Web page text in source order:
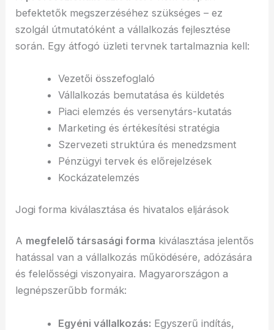
befektetők megszerzéséhez szükséges – ez
szolgál útmutatóként a vállalkozás fejlesztése
során. Egy átfogó üzleti tervnek tartalmaznia kell:
Vezetői összefoglaló
Vállalkozás bemutatása és küldetés
Piaci elemzés és versenytárs-kutatás
Marketing és értékesítési stratégia
Szervezeti struktúra és menedzsment
Pénzügyi tervek és előrejelzések
Kockázatelemzés
Jogi forma kiválasztása és hivatalos eljárások
A megfelelő társasági forma kiválasztása jelentős
hatással van a vállalkozás működésére, adózására
és felelősségi viszonyaira. Magyarországon a
legnépszerűbb formák:
Egyéni vállalkozás: Egyszerű indítás,